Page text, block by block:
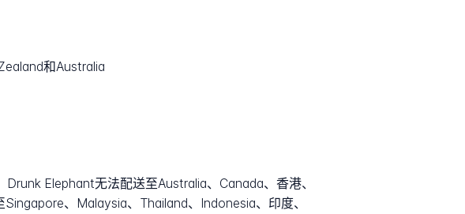
和Australia
Elephant无法配送至Australia、Canada、香港、
、Malaysia、Thailand、Indonesia、印度、